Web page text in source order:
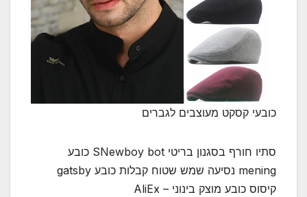
כובעי קסקט מעוצבים לגברים
סתיו חורף בסגנון בריטי SNewboy bot כובע
mening נסיעה שמש שטוח קבלות כובע gatsby
קיסוס כובע מוצק בינוני – AliEx